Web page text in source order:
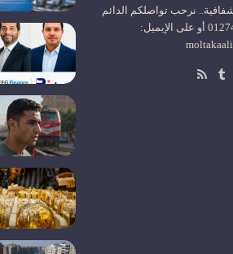
نرحب تواصلكم الدائم
على : 01004072130 01274851011 أو على الإيميل:
‫YouTube